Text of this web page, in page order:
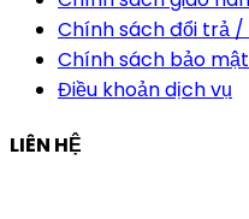
Chính sách đổi trả
Chính sách bảo mật
Điều khoản dịch vụ
LIÊN HỆ